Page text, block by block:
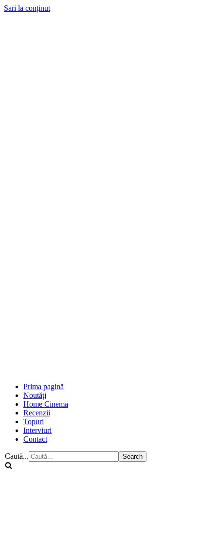
Sari la conținut
Prima pagină
Noutăți
Home Cinema
Recenzii
Topuri
Interviuri
Contact
Caută...